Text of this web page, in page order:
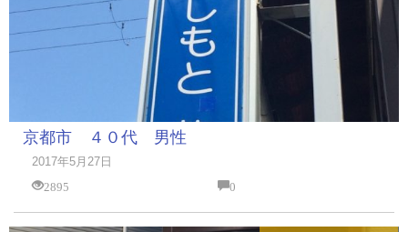
京都市 ４０代 男性
2017年5月27日
2895
0